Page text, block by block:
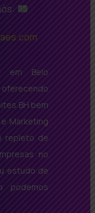
em Belo
oferecendo
BH bem
Marketing
repleto de
no
estudo de
podemos